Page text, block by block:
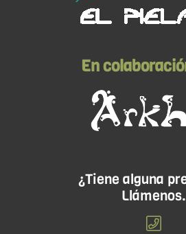
En
¿Tiene alguna
Llámenos.